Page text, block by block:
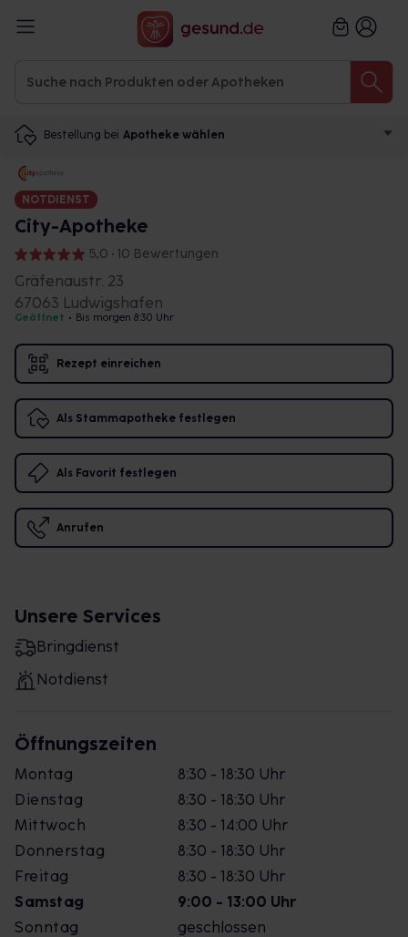
Bestellung bei Apotheke wählen
NOTDIENST
City-Apotheke
5,0 • 10 Bewertungen
Gräfenaustr. 23
67063 Ludwigshafen
Geöffnet • Bis morgen 8:30 Uhr
Rezept einreichen
Als Stammapotheke festlegen
Als Favorit festlegen
Anrufen
Unsere Services
Bringdienst
Notdienst
Öffnungszeiten
Montag
8:30 - 18:30 Uhr
Dienstag
8:30 - 18:30 Uhr
Mittwoch
8:30 - 14:00 Uhr
Donnerstag
8:30 - 18:30 Uhr
Freitag
8:30 - 18:30 Uhr
Samstag
9:00 - 13:00 Uhr
Sonntag
geschlossen